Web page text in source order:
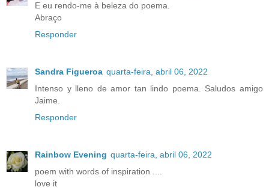
E eu rendo-me à beleza do poema.
Abraço
Responder
Sandra Figueroa quarta-feira, abril 06, 2022
Intenso y lleno de amor tan lindo poema. Saludos amigo
Jaime.
Responder
Rainbow Evening quarta-feira, abril 06, 2022
poem with words of inspiration ....
love it